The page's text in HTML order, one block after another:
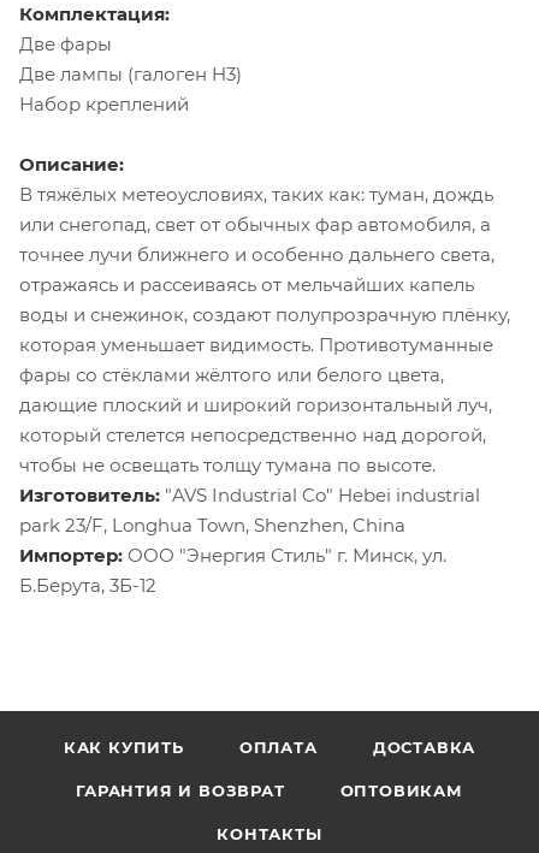
Комплектация:
Две фары
Две лампы (галоген H3)
Набор креплений
Описание:
В тяжёлых метеоусловиях, таких как: туман, дождь
или снегопад, свет от обычных фар автомобиля, а
точнее лучи ближнего и особенно дальнего света,
отражаясь и рассеиваясь от мельчайших капель
воды и снежинок, создают полупрозрачную плёнку,
которая уменьшает видимость. Противотуманные
фары со стёклами жёлтого или белого цвета,
дающие плоский и широкий горизонтальный луч,
который стелется непосредственно над дорогой,
чтобы не освещать толщу тумана по высоте.
Изготовитель: "AVS Industrial Co" Hebei industrial
park 23/F, Longhua Town, Shenzhen, China
Импортер: ООО "Энергия Стиль" г. Минск, ул.
Б.Берута, 3Б-12
КАК КУПИТЬ ОПЛАТА ДОСТАВКА
ГАРАНТИЯ И ВОЗВРАТ ОПТОВИКАМ
КОНТАКТЫ